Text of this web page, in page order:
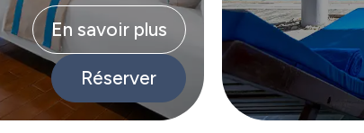
En savoir plus
Réserver